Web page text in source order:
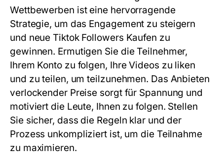
Wettbewerben ist eine hervorragende
Strategie, um das Engagement zu steigern
und neue Tiktok Followers Kaufen zu
gewinnen. Ermutigen Sie die Teilnehmer,
Ihrem Konto zu folgen, Ihre Videos zu liken
und zu teilen, um teilzunehmen. Das Anbieten
verlockender Preise sorgt für Spannung und
motiviert die Leute, Ihnen zu folgen. Stellen
Sie sicher, dass die Regeln klar und der
Prozess unkompliziert ist, um die Teilnahme
zu maximieren.